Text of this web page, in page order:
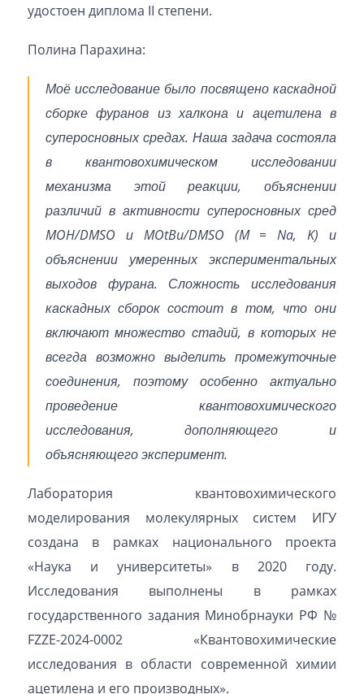
удостоен диплома II степени.
Полина Парахина:
Моё исследование было посвящено каскадной
сборке фуранов из халкона и ацетилена в
суперосновных средах. Наша задача состояла
в квантовохимическом исследовании
механизма этой реакции, объяснении
различий в активности суперосновных сред
MOH/DMSO и MOtBu/DMSO (M = Na, K) и
объяснении умеренных экспериментальных
выходов фурана. Сложность исследования
каскадных сборок состоит в том, что они
включают множество стадий, в которых не
всегда возможно выделить промежуточные
соединения, поэтому особенно актуально
проведение квантовохимического
исследования, дополняющего и
объясняющего эксперимент.
Лаборатория квантовохимического
моделирования молекулярных систем ИГУ
создана в рамках национального проекта
«Наука и университеты» в 2020 году.
Исследования выполнены в рамках
государственного задания Минобрнауки РФ №
FZZE-2024-0002 «Квантовохимические
исследования в области современной химии
ацетилена и его производных».